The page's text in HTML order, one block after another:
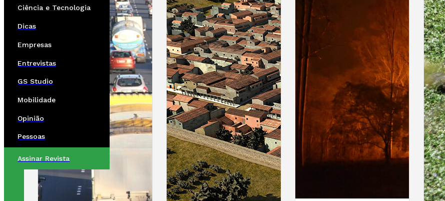
Ciência e Tecnologia
Dicas
Empresas
Entrevistas
GS Studio
Mobilidade
Opinião
Pessoas
Assinar Revista